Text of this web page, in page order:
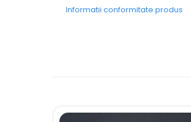
Informatii conformitate produs